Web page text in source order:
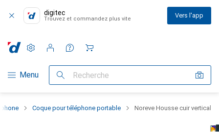
digitec
Trouvez et commandez plus vite Vers l'app
Navigation par catégorie
Menu Recherche
Paramètres
Compte client
Listes de comparaison
Listes d'envies
Panier
Coque pour téléphone portable Noreve Housse cuir vertical